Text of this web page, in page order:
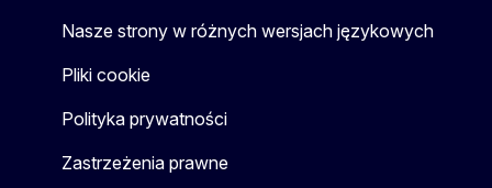
Nasze strony w różnych wersjach językowych
Pliki cookie
Polityka prywatności
Zastrzeżenia prawne